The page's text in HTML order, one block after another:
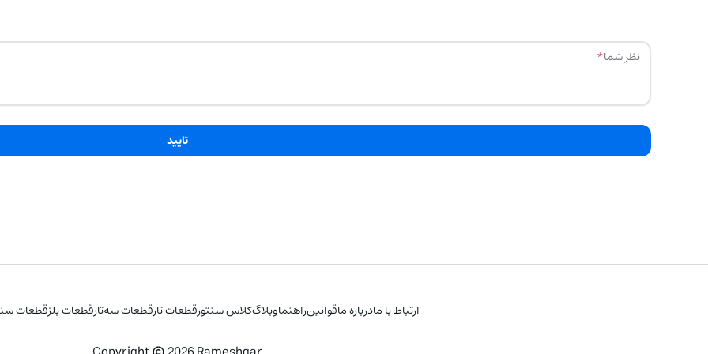
نظر شما
تایید
ارتباط با مادرباره ماقوانینراهنماوبلاگکلاس سنتورقطعات تارقطعات سه‌تارقطعات بلزقطعات